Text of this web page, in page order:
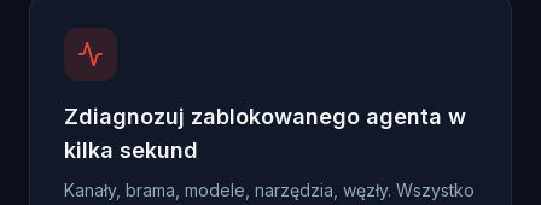
Zdiagnozuj zablokowanego agenta w
kilka sekund
Kanały, brama, modele, narzędzia, węzły. Wszystko